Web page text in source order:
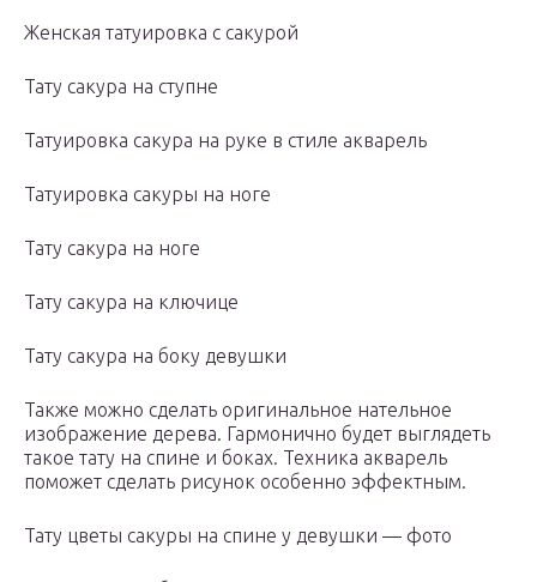
Женская татуировка с сакурой
Тату сакура на ступне
Татуировка сакура на руке в стиле акварель
Татуировка сакуры на ноге
Тату сакура на ноге
Тату сакура на ключице
Тату сакура на боку девушки
Также можно сделать оригинальное нательное
изображение дерева. Гармонично будет выглядеть
такое тату на спине и боках. Техника акварель
поможет сделать рисунок особенно эффектным.
Тату цветы сакуры на спине у девушки — фото